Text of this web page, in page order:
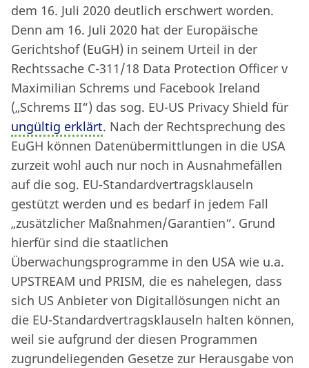
dem 16. Juli 2020 deutlich erschwert worden.
Denn am 16. Juli 2020 hat der Europäische
Gerichtshof (EuGH) in seinem Urteil in der
Rechtssache C-311/18 Data Protection Officer v
Maximilian Schrems und Facebook Ireland
(„Schrems II“) das sog. EU-US Privacy Shield für
ungültig erklärt. Nach der Rechtsprechung des
EuGH können Datenübermittlungen in die USA
zurzeit wohl auch nur noch in Ausnahmefällen
auf die sog. EU-Standardvertragsklauseln
gestützt werden und es bedarf in jedem Fall
„zusätzlicher Maßnahmen/Garantien“. Grund
hierfür sind die staatlichen
Überwachungsprogramme in den USA wie u.a.
UPSTREAM und PRISM, die es nahelegen, dass
sich US Anbieter von Digitallösungen nicht an
die EU-Standardvertragsklauseln halten können,
weil sie aufgrund der diesen Programmen
zugrundeliegenden Gesetze zur Herausgabe von